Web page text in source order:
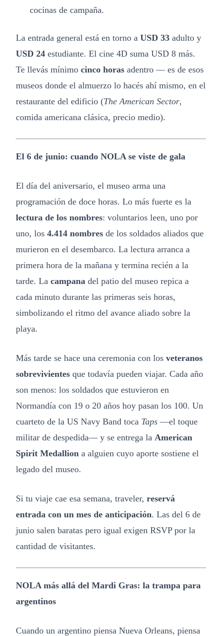
cocinas de campaña.
La entrada general está en torno a USD 33 adulto y
USD 24 estudiante. El cine 4D suma USD 8 más.
Te llevás mínimo cinco horas adentro — es de esos
museos donde el almuerzo lo hacés ahí mismo, en el
restaurante del edificio (The American Sector,
comida americana clásica, precio medio).
El 6 de junio: cuando NOLA se viste de gala
El día del aniversario, el museo arma una
programación de doce horas. Lo más fuerte es la
lectura de los nombres: voluntarios leen, uno por
uno, los 4.414 nombres de los soldados aliados que
murieron en el desembarco. La lectura arranca a
primera hora de la mañana y termina recién a la
tarde. La campana del patio del museo repica a
cada minuto durante las primeras seis horas,
simbolizando el ritmo del avance aliado sobre la
playa.
Más tarde se hace una ceremonia con los veteranos
sobrevivientes que todavía pueden viajar. Cada año
son menos: los soldados que estuvieron en
Normandía con 19 o 20 años hoy pasan los 100. Un
cuarteto de la US Navy Band toca Taps —el toque
militar de despedida— y se entrega la American
Spirit Medallion a alguien cuyo aporte sostiene el
legado del museo.
Si tu viaje cae esa semana, traveler, reservá
entrada con un mes de anticipación. Las del 6 de
junio salen baratas pero igual exigen RSVP por la
cantidad de visitantes.
NOLA más allá del Mardi Gras: la trampa para
argentinos
Cuando un argentino piensa Nueva Orleans, piensa